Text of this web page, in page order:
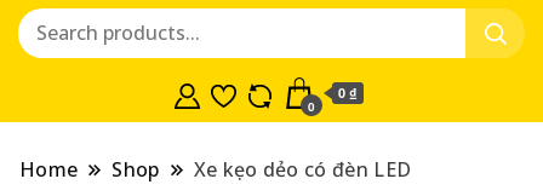
0
0 ₫
Home Shop Xe kẹo dẻo có đèn LED